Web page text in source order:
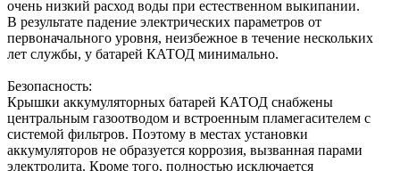
очень низкий расход воды при естественном выкипании.
В результате падение электрических параметров от
первоначального уровня, неизбежное в течение нескольких
лет службы, у батарей КАТОД минимально.
Безопасность:
Крышки аккумуляторных батарей КАТОД снабжены
центральным газоотводом и встроенным пламегасителем с
системой фильтров. Поэтому в местах установки
аккумуляторов не образуется коррозия, вызванная парами
электролита. Кроме того, полностью исключается